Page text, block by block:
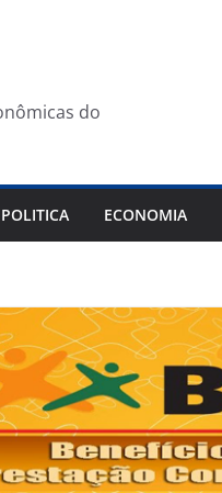
do
POLITICA ECONOMIA